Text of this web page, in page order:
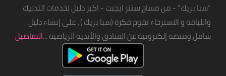
“سبا بريك” - من مساج سنتر ايجبت - اكبر دليل لخدمات التدليك
واللياقة و الاسترخاء تقوم فكرة (سبا بريك ) ، على إنشاء دليل
شامل ومنصة إلكترونية عن الفنادق والأندية الرياضية ...التفاصيل